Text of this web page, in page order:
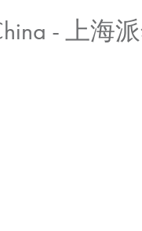
- 上海